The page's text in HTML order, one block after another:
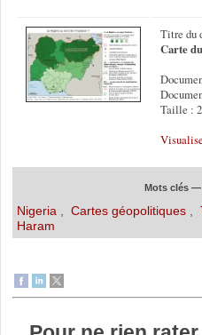
Titre du
Carte
Taille :
Mots clés —
Nigeria Cartes géopolitiques,
Haram